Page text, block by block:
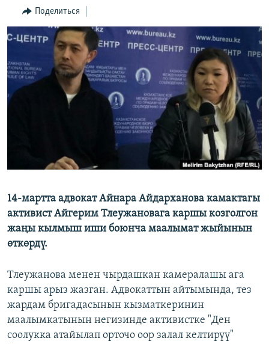
Вернутся
поиску
МИГРАНТ МЕДИА
Поделиться
14-мартта адвокат Айнара Айдарханова камактагы
активист Айгерим Тлеужановага каршы козголгон
жаңы кылмыш иши боюнча маалымат жыйынын
өткөрдү.
Тлеужанова менен чырдашкан камералашы ага
каршы арыз жазган. Адвокаттын айтымында, тез
жардам бригадасынын кызматкеринин
маалымкатынын негизинде активистке "Ден
соолукка атайылап орточо оор залал келтирүү"